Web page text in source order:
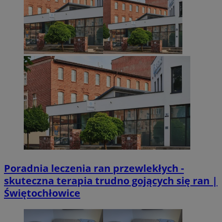
Poradnia leczenia ran przewlekłych -
skuteczna terapia trudno gojących się ran |
Świętochłowice
VISITOR_PRIVACY_METADATA
YouTube
.youtube.com